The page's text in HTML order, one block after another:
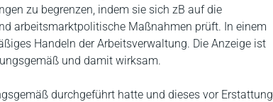
zu begrenzen, indem sie sich zB auf die
arbeitsmarktpolitische Maßnahmen prüft. In einem
Handeln der Arbeitsverwaltung. Die Anzeige ist
und damit wirksam.
durchgeführt hatte und dieses vor Erstattung